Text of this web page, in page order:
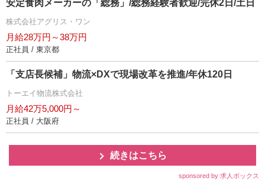
安定食肉メーカーの「総務」/総務経験者歓迎/完休2日/土日
株式会社アグリス・ワン
月給28万円～38万円
正社員 / 東京都
「支店長候補」物流×DXで現場改革を推進/年休120日
トーエイ物流株式会社
月給42万5,000円～
正社員 / 大阪府
続きはこちら
sponsored by 求人ボックス